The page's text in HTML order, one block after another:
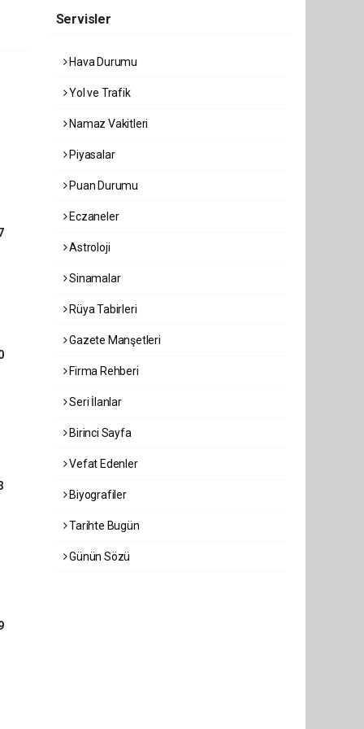
Servisler
Hava Durumu
Yol ve Trafik
Namaz Vakitleri
Piyasalar
Puan Durumu
Eczaneler
Astroloji
Sinamalar
Rüya Tabirleri
Gazete Manşetleri
Firma Rehberi
Seri İlanlar
Birinci Sayfa
Vefat Edenler
Biyografiler
Tarihte Bugün
Günün Sözü